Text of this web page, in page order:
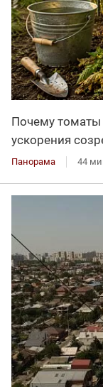
Почему томаты
ускорения
Панорама 44